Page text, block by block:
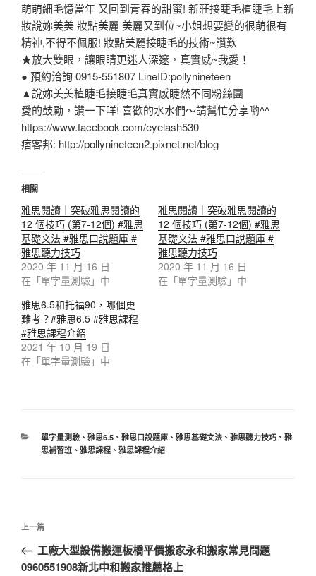
萌萌細毛憶當年 又回到青春的甜蜜! 新莊接睫毛植睫毛上新
妝說妳美美 妝點美麗 美麗又到位~小姐想要變的很萌很有
精神,不得不佩服! 妝點美麗接睫毛的技術~讚歎
★放大雙眼，讓眼睛更迷人深邃，真實感~我愛！
● 預約洽詢 0915-551807 LineID:pollynineteen
▲說妳美美植睫毛接睫毛真實感睫然不同粉絲團
愛的鼓勵，讚一下咩! 喜歡的水水們～請幫忙分享喲^^
https://www.facebook.com/eyelash530
痞客邦: http://pollynineteen2.pixnet.net/blog
相關
雅思閱讀｜突破雅思閱讀的
12 個技巧 (第7-12個) #雅思
基礎文法 #雅思口說題庫 #
雅思聽力技巧
2020 年 11 月 16 日
在「單字量測驗」中
雅思閱讀｜突破雅思閱讀的
12 個技巧 (第7-12個) #雅思
基礎文法 #雅思口說題庫 #
雅思聽力技巧
2020 年 11 月 16 日
在「單字量測驗」中
雅思6.5和托福90，哪個更
難考？#雅思6.5 #雅思課程
#雅思課程介紹
2021 年 10 月 19 日
在「單字量測驗」中
分
類
單字量測驗、 雅思6.5、 雅思口說題庫、 雅思基礎文法、 雅思聽力技巧、 雅
思補習班、 雅思課程、 雅思課程介紹
文
導
上
一
篇
上一篇
工廠大型設備搬運板橋平價搬家永和搬家常見問題
0960551908新北中和搬家推薦格上